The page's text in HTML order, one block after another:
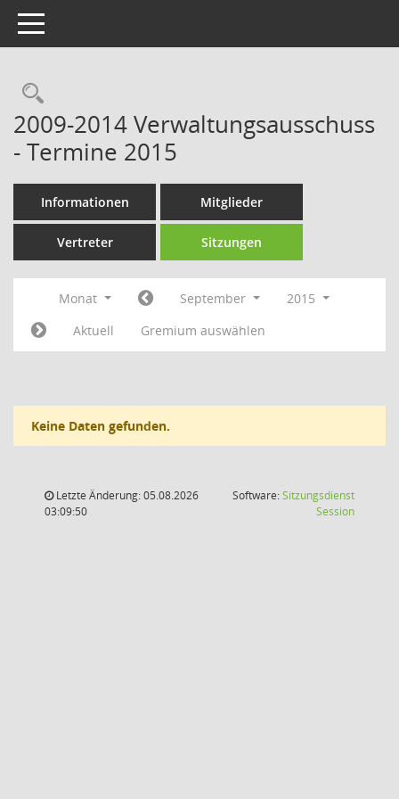
Toggle navigation
Rechercheauswahl
2009-2014 Verwaltungsausschuss
- Termine 2015
Informationen Mitglieder
Vertreter Sitzungen
Monat September
2015
Aktuell
Gremium auswählen
Keine Daten gefunden.
Letzte Änderung: 05.08.2026
03:09:50
Software:Sitzungsdienst
Session(Wird in